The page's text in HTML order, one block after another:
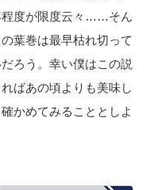
程度が限度云々……そん
葉巻は最早枯れ切って
ろう。幸い僕はこの説
ばあの頃よりも美味し
かめてみることとしよ